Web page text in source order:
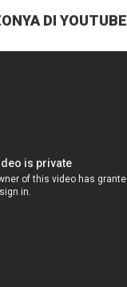
DI YOUTUBE